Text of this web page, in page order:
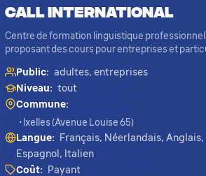
CALL International
Centre de formation linguistique
proposant des cours pour entreprises et
Public: adultes, entreprises
Niveau: tout
Commune:
• Ixelles (Avenue Louise 65)
Langue:
Français, Néerlandais,
Espagnol, Italien
Coût:
Payant